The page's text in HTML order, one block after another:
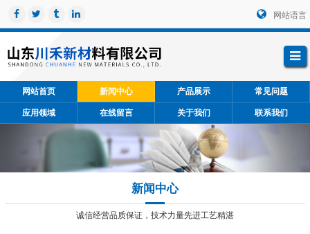
网站语言
网站首页 新闻中心 产品展示 常见问题
应用领域 在线留言 关于我们 联系我们
新闻中心
诚信经营品质保证，技术力量先进工艺精湛